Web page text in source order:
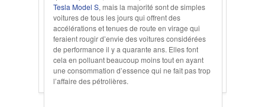
Tesla Model S, mais la majorité sont de simples
voitures de tous les jours qui offrent des
accélérations et tenues de route en virage qui
feraient rougir d’envie des voitures considérées
de performance il y a quarante ans. Elles font
cela en polluant beaucoup moins tout en ayant
une consommation d’essence qui ne fait pas trop
l’affaire des pétrolières.